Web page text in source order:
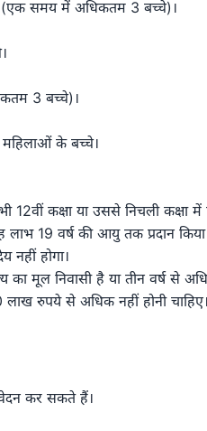
(एक समय में अधिकतम 3 बच्चे)।
3 बच्चे)।
महिलाओं के बच्चे।
कक्षा या उससे निचली कक्षा में
लाभ 19 वर्ष की आयु तक प्रदान
नहीं होगा।
का मूल निवासी है या तीन वर्ष से
रुपये से अधिक नहीं होनी चाहिए।
कर सकते हैं।